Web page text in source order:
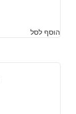
הוסף לסל